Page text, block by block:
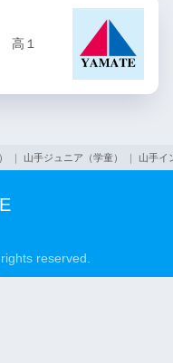
高１
｜ 山手ジュニア（学童） ｜ 山手イ
reserved.